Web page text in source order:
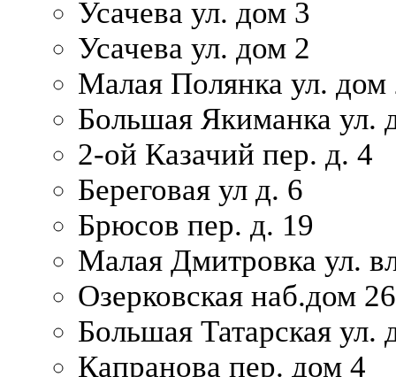
Усачева ул. дом 3
Усачева ул. дом 2
Малая Полянка ул. дом
Большая Якиманка ул.
2-ой Казачий пер. д. 4
Береговая ул д. 6
Брюсов пер. д. 19
Малая Дмитровка ул.
Озерковская наб.дом 26
Большая Татарская ул.
Капранова пер. дом 4